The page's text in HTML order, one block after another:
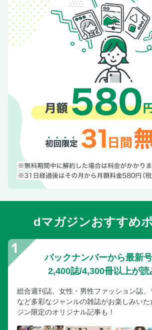
dマガジンおすすめ
バックナンバーから最新号
2,400誌/4,300冊以上が読
総合週刊誌、女性・男性ファッション誌
など多彩なジャンルの雑誌がお楽しみい
ジン限定のオリジナル記事も！